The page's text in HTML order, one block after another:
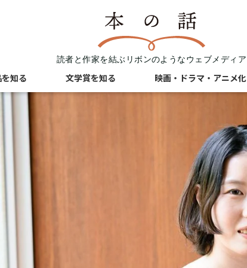
読者と作家を結ぶリボンのようなウェブメディア
知る 文学賞を知る 映画・ドラマ・アニメ化